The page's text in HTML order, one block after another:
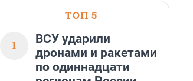
ТОП 5
1
ВСУ ударили
дронами и ракетами
по одиннадцати